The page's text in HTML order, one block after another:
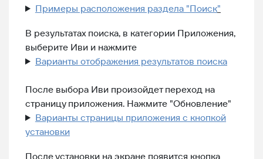
Примеры расположения раздела "Поиск"
В результатах поиска, в категории Приложения,
выберите Иви и нажмите
Варианты отображения результатов поиска
После выбора Иви произойдет переход на
страницу приложения. Нажмите "Обновление"
Варианты страницы приложения с кнопкой
установки
После установки на экране появится кнопка